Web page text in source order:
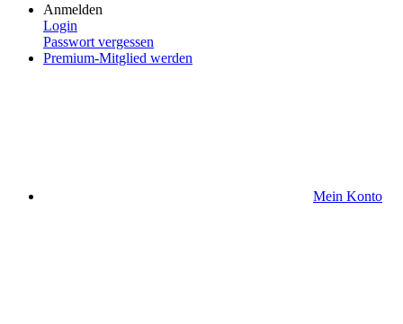
Anmelden
Login
Passwort vergessen
Premium-Mitglied werden
Mein Konto